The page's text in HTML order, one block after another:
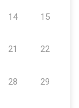
14 15
21 22
28 29